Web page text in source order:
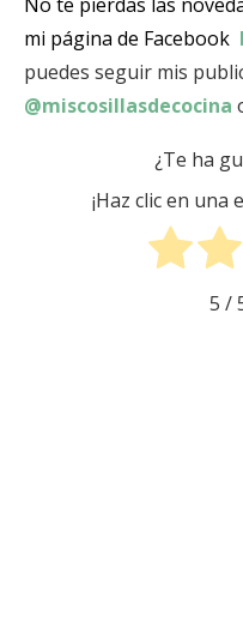
mi página de Facebook
puedes seguir mis
@miscosillasdecocina
¿Te ha
¡Haz clic en
5 /